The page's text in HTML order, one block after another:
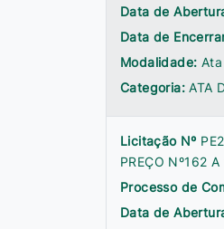
Data de
Data de
Modalidade:
Categoria:ATA
Licitação Nº
PREÇO Nº162
Processo de
Data de